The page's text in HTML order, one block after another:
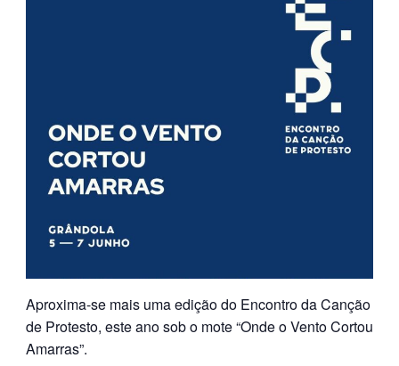
Aproxima-se mais uma edição do Encontro da Canção
de Protesto, este ano sob o mote “Onde o Vento Cortou
Amarras”.